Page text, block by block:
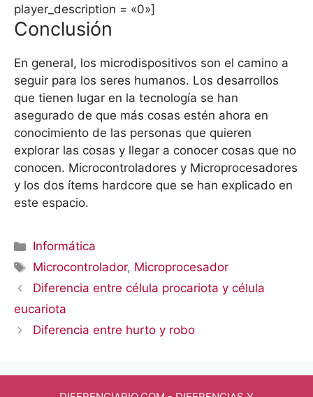
player_description = «0»]
Conclusión
En general, los microdispositivos son el camino a
seguir para los seres humanos. Los desarrollos
que tienen lugar en la tecnología se han
asegurado de que más cosas estén ahora en
conocimiento de las personas que quieren
explorar las cosas y llegar a conocer cosas que no
conocen. Microcontroladores y Microprocesadores
y los dos ítems hardcore que se han explicado en
este espacio.
Categorías
Informática
Etiquetas
Microcontrolador, Microprocesador
Diferencia entre célula procariota y célula
eucariota
Diferencia entre hurto y robo